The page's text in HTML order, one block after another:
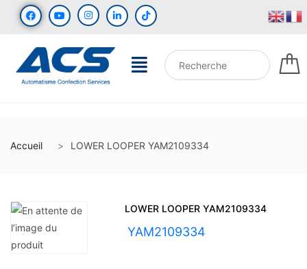
Accueil LOWER LOOPER YAM2109334
LOWER LOOPER YAM2109334
UGS :YAM2109334